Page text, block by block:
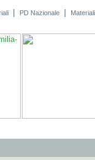
| PD Nazionale | Materiali